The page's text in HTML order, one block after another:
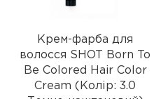
Крем-фарба для
волосся SHOT Born To
Be Colored Hair Color
Cream (Колір: 3.0